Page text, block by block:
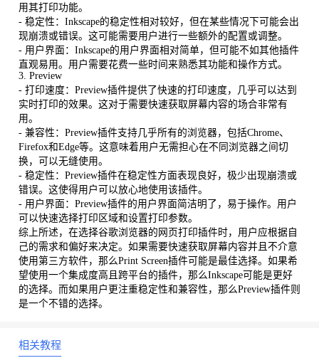
用其打印功能。
- 稳定性：Inkscape的稳定性相对较好，但在某些情况下可能会出
现崩溃或错误。这可能需要用户进行一些额外的配置或调整。
- 用户界面：Inkscape的用户界面相对简单，但可能不如其他插件
直观易用。用户需要花费一些时间来熟悉其功能和操作方式。
3. Preview
- 打印速度：Preview插件提供了快速的打印速度，几乎可以达到
实时打印的效果。这对于需要快速获取屏幕内容的场合非常有
用。
- 兼容性：Preview插件支持几乎所有的浏览器，包括Chrome、
Firefox和Edge等。这意味着用户无需担心在不同浏览器之间切
换，可以无缝使用。
- 稳定性：Preview插件在稳定性方面表现良好，极少出现崩溃或
错误。这使得用户可以放心地使用该插件。
- 用户界面：Preview插件的用户界面简洁明了，易于操作。用户
可以快速选择打印区域和设置打印参数。
综上所述，在选择谷歌浏览器的网页打印插件时，用户应根据自
己的需求和偏好来决定。如果需要快速获取屏幕内容并且不介意
使用第三方软件，那么Print Screen插件可能是最佳选择。如果希
望使用一个集成度高且跨平台的插件，那么Inkscape可能是更好
的选择。而如果用户更注重稳定性和兼容性，那么Preview插件则
是一个不错的选择。
相关教程